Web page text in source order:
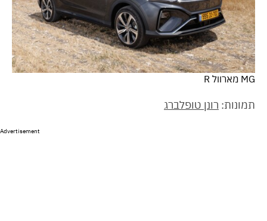
MG מארוול R
תמונות: רונן טופלברג
Advertisement